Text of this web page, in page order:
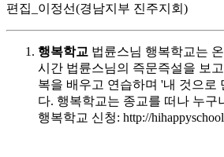
편집_이정선(경남지부 진주지회)
행복학교 법륜스님 행복학교는
시간 법륜스님의 즉문즉설을 보
복을 배우고 연습하며 '내 것으로
다. 행복학교는 종교를 떠나 누구
행복학교 신청: http://